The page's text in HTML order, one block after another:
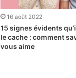
16 août 2022
15 signes évidents
le cache : comment
vous aime